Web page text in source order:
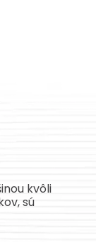
kvôli
sú